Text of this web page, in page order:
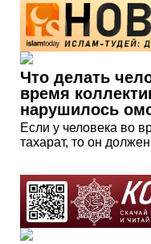
Что делать
время
нарушилось
Если у человека во
тахарат, то он